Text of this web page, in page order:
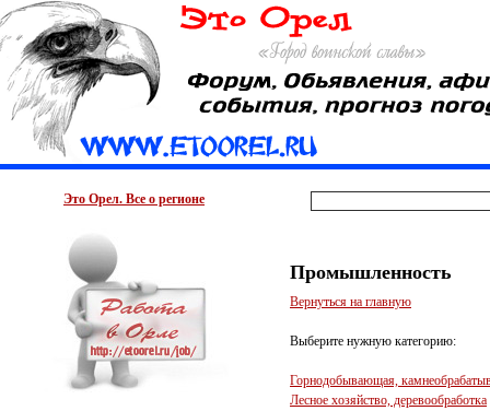
Это Орел. Все о регионе
Промышленность
Вернуться на главную
Выберите нужную категорию:
Горнодобывающая,
Лесное хозяйство, деревообработка